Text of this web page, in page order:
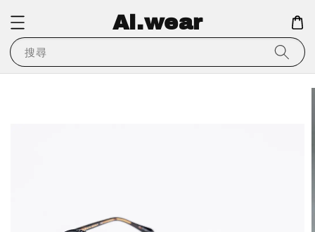
Ai.wear
搜尋